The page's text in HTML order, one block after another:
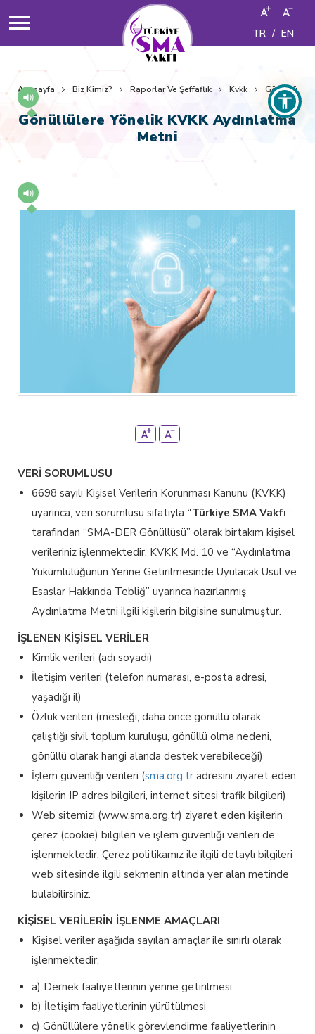
TR / EN
Anasayfa Biz Kimiz? Raporlar Ve Şeffaflık Kvkk Gönüllülere
Gönüllülere Yönelik KVKK Aydınlatma
Metni
VERİ SORUMLUSU
6698 sayılı Kişisel Verilerin Korunması Kanunu (KVKK)
uyarınca, veri sorumlusu sıfatıyla “Türkiye SMA Vakfı ”
tarafından “SMA-DER Gönüllüsü” olarak birtakım kişisel
verileriniz işlenmektedir. KVKK Md. 10 ve “Aydınlatma
Yükümlülüğünün Yerine Getirilmesinde Uyulacak Usul ve
Esaslar Hakkında Tebliğ” uyarınca hazırlanmış
Aydınlatma Metni ilgili kişilerin bilgisine sunulmuştur.
İŞLENEN KİŞİSEL VERİLER
Kimlik verileri (adı soyadı)
İletişim verileri (telefon numarası, e-posta adresi,
yaşadığı il)
Özlük verileri (mesleği, daha önce gönüllü olarak
çalıştığı sivil toplum kuruluşu, gönüllü olma nedeni,
gönüllü olarak hangi alanda destek verebileceği)
İşlem güvenliği verileri (sma.org.tr adresini ziyaret eden
kişilerin IP adres bilgileri, internet sitesi trafik bilgileri)
Web sitemizi (www.sma.org.tr) ziyaret eden kişilerin
çerez (cookie) bilgileri ve işlem güvenliği verileri de
işlenmektedir. Çerez politikamız ile ilgili detaylı bilgileri
web sitesinde ilgili sekmenin altında yer alan metinde
bulabilirsiniz.
KİŞİSEL VERİLERİN İŞLENME AMAÇLARI
Kişisel veriler aşağıda sayılan amaçlar ile sınırlı olarak
işlenmektedir:
a) Dernek faaliyetlerinin yerine getirilmesi
b) İletişim faaliyetlerinin yürütülmesi
c) Gönüllülere yönelik görevlendirme faaliyetlerinin